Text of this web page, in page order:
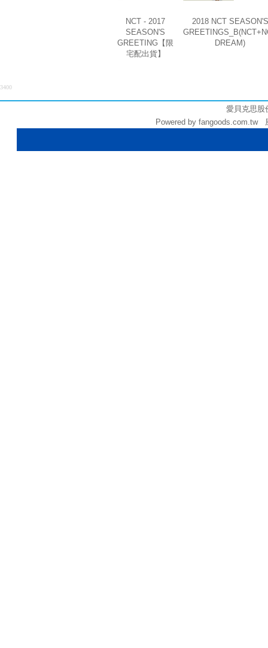
NCT - 2017
SEASON'S
GREETING【限
宅配出貨】
2018 NCT SEASON'S
DREAM)
3400
愛貝克思
Powered by fangoods.com.tw 風谷